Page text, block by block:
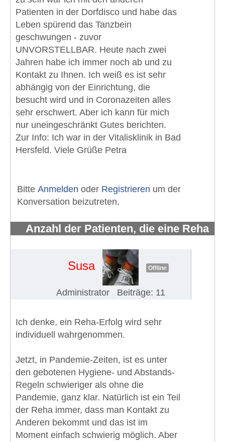
Patienten in der Dorfdisco und habe das
Leben spürend das Tanzbein
geschwungen - zuvor
UNVORSTELLBAR. Heute nach zwei
Jahren habe ich immer noch ab und zu
Kontakt zu Ihnen. Ich weiß es ist sehr
abhängig von der Einrichtung, die
besucht wird und in Coronazeiten alles
sehr erschwert. Aber ich kann für mich
nur uneingeschränkt Gutes berichten.
Zur Info: Ich war in der Vitalisklinik in Bad
Hersfeld. Viele Grüße Petra
Bitte Anmelden oder Registrieren um der
Konversation beizutreten.
Anzahl der Patienten, die eine Reha
Susa Offline
Administrator Beiträge: 11
Ich denke, ein Reha-Erfolg wird sehr
individuell wahrgenommen.
Jetzt, in Pandemie-Zeiten, ist es unter
den gebotenen Hygiene- und Abstands-
Regeln schwieriger als ohne die
Pandemie, ganz klar. Natürlich ist ein Teil
der Reha immer, dass man Kontakt zu
Anderen bekommt und das ist im
Moment einfach schwierig möglich. Aber